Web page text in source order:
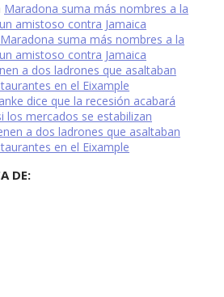
Maradona suma más nombres a la
amistoso contra Jamaica
Maradona suma más nombres a la
amistoso contra Jamaica
a dos ladrones que asaltaban
en el Eixample
dice que la recesión acabará
los mercados se estabilizan
a dos ladrones que asaltaban
en el Eixample
DE: